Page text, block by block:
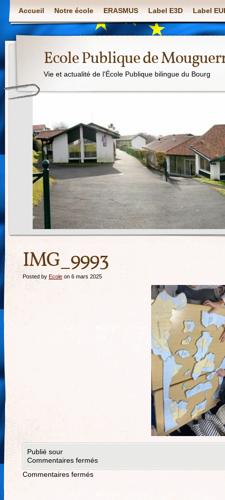
Accueil Notre école ERASMUS Label E3D Label
Ecole Publique de
Vie et actualité de l'École Publique bilingue du Bourg
IMG_9993
Posted by Ecole on 6 mars 2025
Publié sour
Commentaires fermés
Commentaires fermés